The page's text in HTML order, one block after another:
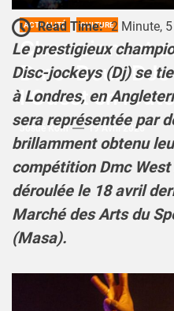
ACTUALITÉ CULTURE
Championnat
Dmc :Deux DJs
l’Ouest en
Josué Koffi 19 Avril 2026
Read Time: 2 Minute,
Le prestigieux
Disc-jockeys (Dj) se
à Londres, en
sera représentée par
brillamment obtenu
compétition Dmc West
déroulée le 18 avril
Marché des Arts du
(Masa).